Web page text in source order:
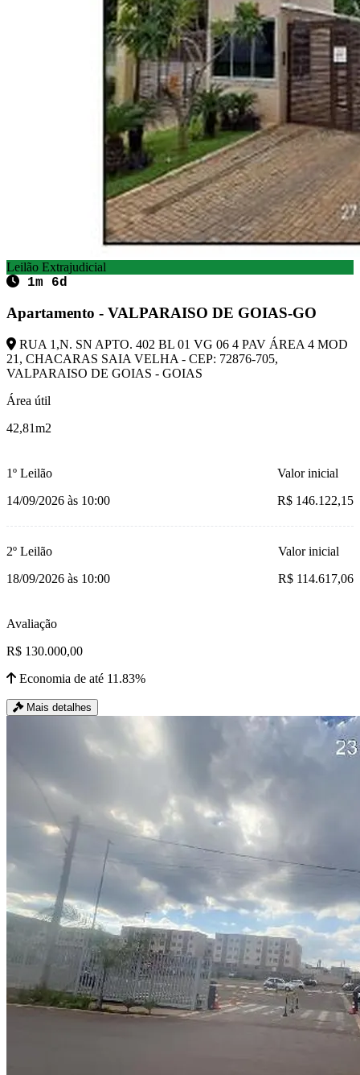
Leilão Extrajudicial
1m 6d
Apartamento - VALPARAISO DE GOIAS-GO
RUA 1,N. SN APTO. 402 BL 01 VG 06 4 PAV ÁREA 4 MOD
21, CHACARAS SAIA VELHA - CEP: 72876-705,
VALPARAISO DE GOIAS - GOIAS
Área útil
42,81m2
1º Leilão
14/09/2026 às 10:00
Valor inicial
R$ 146.122,15
2º Leilão
18/09/2026 às 10:00
Valor inicial
R$ 114.617,06
Avaliação
R$ 130.000,00
Economia de até 11.83%
Mais detalhes